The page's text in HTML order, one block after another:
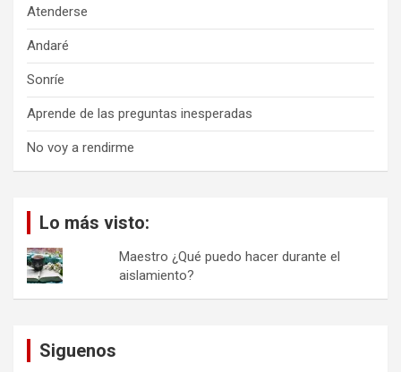
Atenderse
Andaré
Sonríe
Aprende de las preguntas inesperadas
No voy a rendirme
Lo más visto:
Maestro ¿Qué puedo hacer durante el
aislamiento?
Siguenos